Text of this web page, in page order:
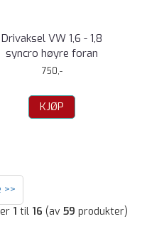
Drivaksel VW 1,6 - 1,8
syncro høyre foran
750,-
KJØP
>>
1 til 16 (av 59 produkter)